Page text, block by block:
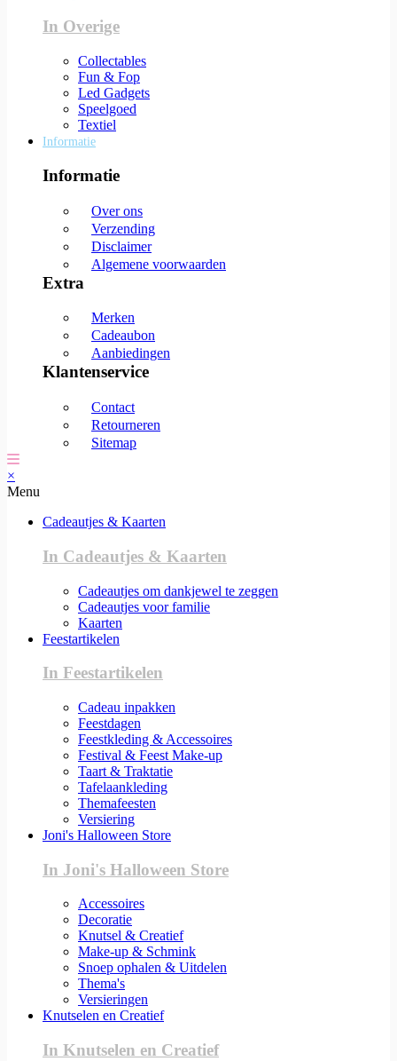
In Overige
Collectables
Fun & Fop
Led Gadgets
Speelgoed
Textiel
Informatie
Informatie
Over ons
Verzending
Disclaimer
Algemene voorwaarden
Extra
Merken
Cadeaubon
Aanbiedingen
Klantenservice
Contact
Retourneren
Sitemap
×
Menu
Cadeautjes & Kaarten
In Cadeautjes & Kaarten
Cadeautjes om dankjewel te zeggen
Cadeautjes voor familie
Kaarten
Feestartikelen
In Feestartikelen
Cadeau inpakken
Feestdagen
Feestkleding & Accessoires
Festival & Feest Make-up
Taart & Traktatie
Tafelaankleding
Themafeesten
Versiering
Joni's Halloween Store
In Joni's Halloween Store
Accessoires
Decoratie
Knutsel & Creatief
Make-up & Schmink
Snoep ophalen & Uitdelen
Thema's
Versieringen
Knutselen en Creatief
In Knutselen en Creatief